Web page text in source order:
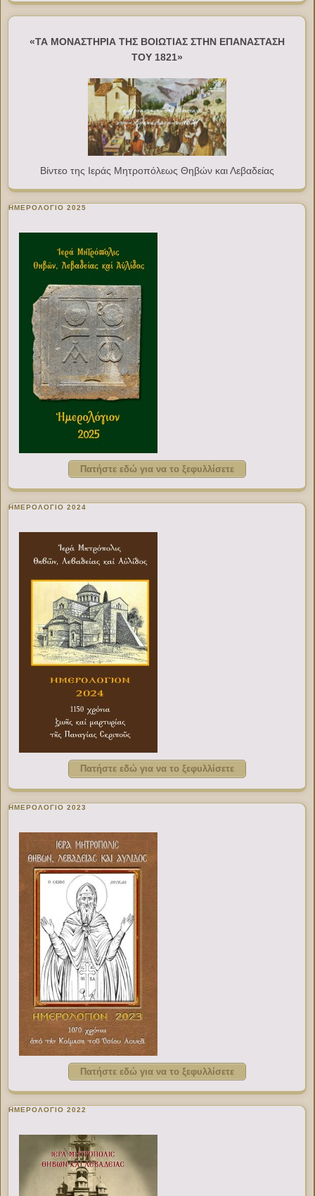
«ΤΑ ΜΟΝΑΣΤΗΡΙΑ ΤΗΣ ΒΟΙΩΤΙΑΣ ΣΤΗΝ ΕΠΑΝΑΣΤΑΣΗ
ΤΟΥ 1821»
Βίντεο της Ιεράς Μητροπόλεως Θηβών και Λεβαδείας
ΗΜΕΡΟΛΟΓΙΟ 2025
Πατήστε εδώ για να το ξεφυλλίσετε
ΗΜΕΡΟΛΟΓΙΟ 2024
Πατήστε εδώ για να το ξεφυλλίσετε
ΗΜΕΡΟΛΟΓΙΟ 2023
Πατήστε εδώ για να το ξεφυλλίσετε
ΗΜΕΡΟΛΟΓΙΟ 2022